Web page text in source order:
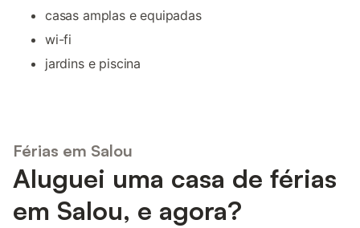
casas amplas e equipadas
wi-fi
jardins e piscina
Férias em Salou
Aluguei uma casa de férias
em Salou, e agora?